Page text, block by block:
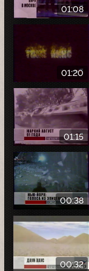
01:08
01:20
01:15
00:38
00:32